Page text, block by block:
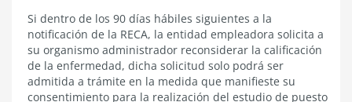
Si dentro de los 90 días hábiles siguientes a la
notificación de la RECA, la entidad empleadora solicita a
su organismo administrador reconsiderar la calificación
de la enfermedad, dicha solicitud solo podrá ser
admitida a trámite en la medida que manifieste su
consentimiento para la realización del estudio de puesto